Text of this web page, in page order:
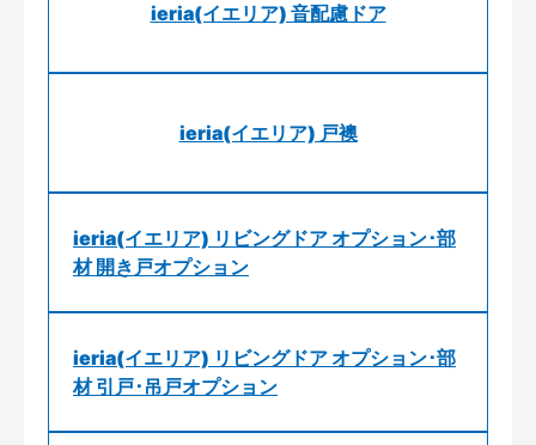
ieria(イエリア) 音配慮ドア
ieria(イエリア) 戸襖
ieria(イエリア) リビングドア オプション･部
材 開き戸オプション
ieria(イエリア) リビングドア オプション･部
材 引戸･吊戸オプション